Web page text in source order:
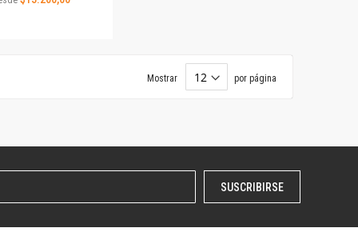
Mostrar por página
SUSCRIBIRSE